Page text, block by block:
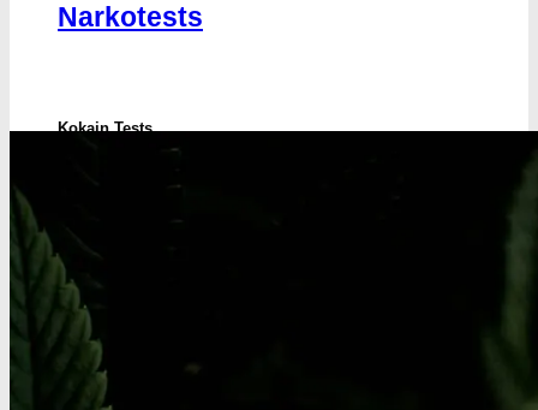
Narkotests
Kokain Tests
Crack renhedhedstest
MDMA
MDMA renhedstest
Ecstasy